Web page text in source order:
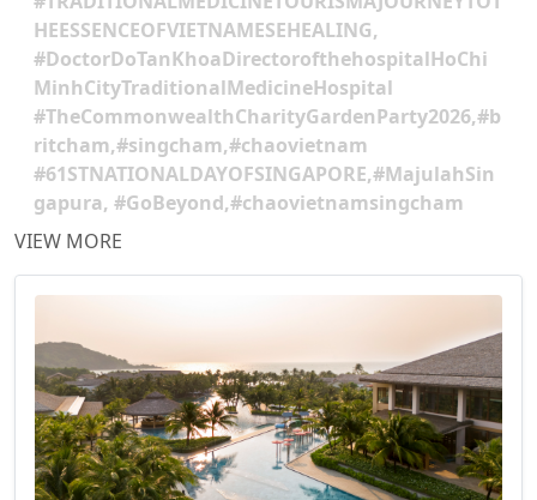
HEESSENCEOFVIETNAMESEHEALING,
#DoctorDoTanKhoaDirectorofthehospitalHoChi
MinhCityTraditionalMedicineHospital
#TheCommonwealthCharityGardenParty2026,#b
ritcham,#singcham,#chaovietnam
#61STNATIONALDAYOFSINGAPORE,#MajulahSin
gapura, #GoBeyond,#chaovietnamsingcham
VIEW MORE